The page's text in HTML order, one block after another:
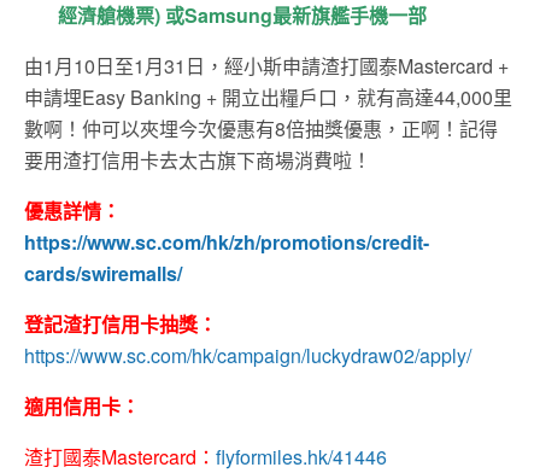
經濟艙機票) 或Samsung最新旗艦手機一部
由1月10日至1月31日，經小斯申請渣打國泰Mastercard +
申請埋Easy Banking + 開立出糧戶口，就有高達44,000里
數啊！仲可以夾埋今次優惠有8倍抽獎優惠，正啊！記得
要用渣打信用卡去太古旗下商場消費啦！
優惠詳情：
https://www.sc.com/hk/zh/promotions/credit-
cards/swiremalls/
登記渣打信用卡抽獎：
https://www.sc.com/hk/campaign/luckydraw02/apply/
適用信用卡：
渣打國泰Mastercard： flyformiles.hk/41446